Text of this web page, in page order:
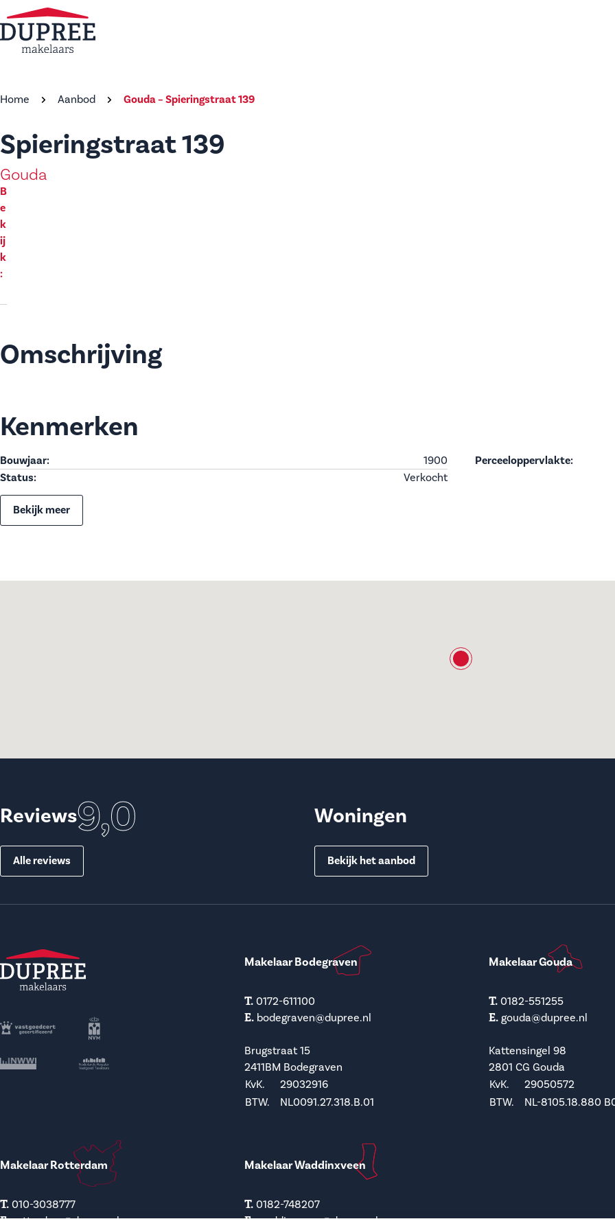
Home Aanbod Gouda – Spieringstraat 139
Spieringstraat 139
Gouda
B
e
k
ij
k
:
Omschrijving
Kenmerken
Bouwjaar: 1900 Perceeloppervlakte:
Status:
Verkocht
Bekijk meer
Reviews9,0
Alle reviews
Woningen
Bekijk het aanbod
Makelaar Bodegraven
T. 0172-611100
E. bodegraven@dupree.nl
Brugstraat 15
2411BM Bodegraven
KvK.
29032916
BTW.
NL0091.27.318.B.01
Makelaar Gouda
T. 0182-551255
E. gouda@dupree.nl
Kattensingel 98
2801 CG Gouda
KvK.
29050572
BTW.
NL-8105.18.880
Makelaar Rotterdam
T. 010-3038777
E. rotterdam@dupree.nl
Makelaar Waddinxveen
T. 0182-748207
E. waddinxveen@dupree.nl